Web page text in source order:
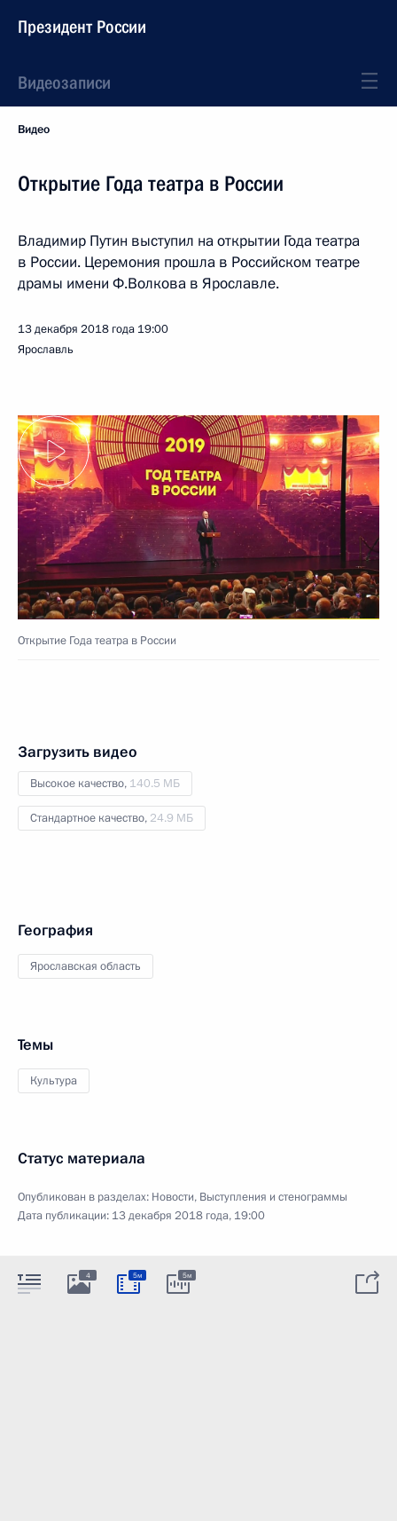
Президент России
Видеозаписи
Видео
Открытие Года театра в России
Владимир Путин выступил на открытии Года театра
в России. Церемония прошла в Российском театре
драмы имени Ф.Волкова в Ярославле.
13 декабря 2018 года 19:00
Ярославль
Открытие Года театра в России
Загрузить видео
Высокое качество, 140.5 МБ
Стандартное качество, 24.9 МБ
География
Ярославская область
Темы
Культура
Статус материала
Опубликован в разделах: Новости, Выступления и стенограммы
Дата публикации: 13 декабря 2018 года, 19:00
4 5м 5м